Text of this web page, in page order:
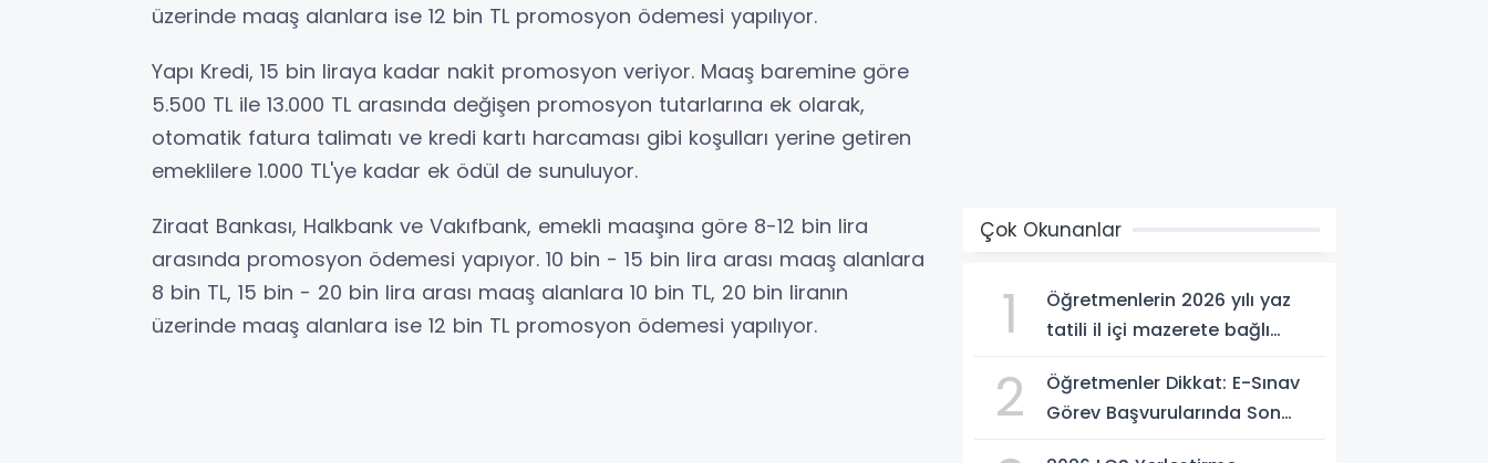
üzerinde maaş alanlara ise 12 bin TL promosyon ödemesi yapılıyor.
Yapı Kredi, 15 bin liraya kadar nakit promosyon veriyor. Maaş baremine göre
5.500 TL ile 13.000 TL arasında değişen promosyon tutarlarına ek olarak,
otomatik fatura talimatı ve kredi kartı harcaması gibi koşulları yerine getiren
emeklilere 1.000 TL'ye kadar ek ödül de sunuluyor.
Ziraat Bankası, Halkbank ve Vakıfbank, emekli maaşına göre 8-12 bin lira
arasında promosyon ödemesi yapıyor. 10 bin - 15 bin lira arası maaş alanlara
8 bin TL, 15 bin - 20 bin lira arası maaş alanlara 10 bin TL, 20 bin liranın
üzerinde maaş alanlara ise 12 bin TL promosyon ödemesi yapılıyor.
Çok Okunanlar
1
Öğretmenlerin 2026 yılı yaz
tatili il içi mazerete bağlı
2
Öğretmenler Dikkat: E-Sınav
Görev Başvurularında Son